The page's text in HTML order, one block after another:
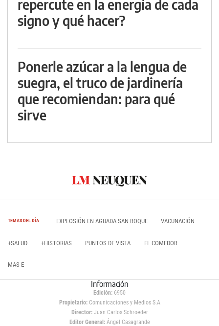
repercute en la energía de cada
signo y qué hacer?
Ponerle azúcar a la lengua de
suegra, el truco de jardinería
que recomiendan: para qué
sirve
TEMAS DEL DÍA EXPLOSIÓN EN AGUADA SAN ROQUE VACUNACIÓN
+SALUD +HISTORIAS PUNTOS DE VISTA EL COMEDOR
MAS E
Información
Edición: 6950
Propietario:Comunicaciones y Medios S.A
Director: Juan Carlos Schroeder
Editor General:Ángel Casagrande